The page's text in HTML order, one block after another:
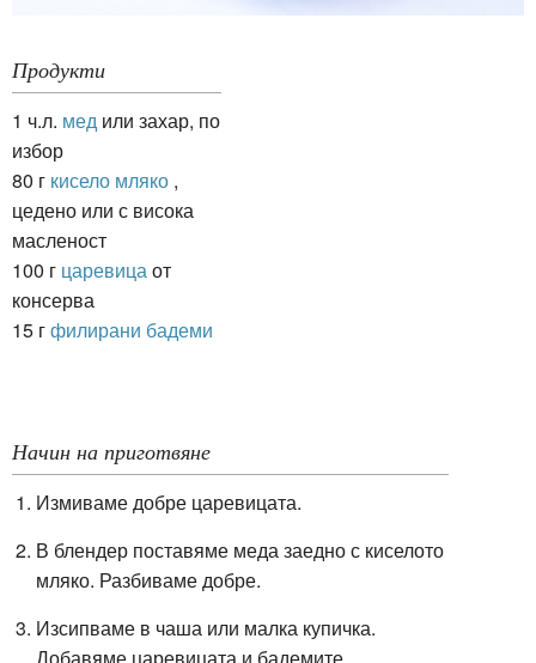
Продукти
1 ч.л. мед или захар, по
избор
80 г кисело мляко ,
цедено или с висока
масленост
100 г царевица от
консерва
15 гфилирани бадеми
Начин на приготвяне
Измиваме добре царевицата.
В блендер поставяме меда заедно с киселото
мляко. Разбиваме добре.
Изсипваме в чаша или малка купичка.
Добавяме царевицата и бадемите.